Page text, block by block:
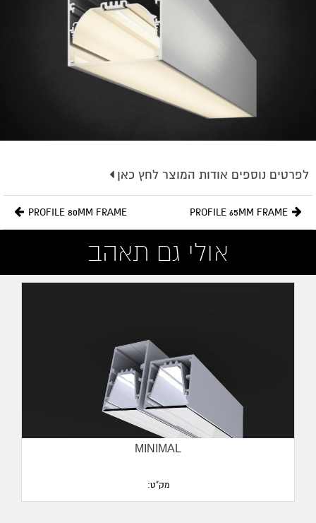
לפרטים נוספים אודות המוצר לחץ כאן
צבע: לבן,שחור
PROFILE 65MM FRAME
PROFILE 80MM FRAME
מעבר לפריט בחנות אונליין
אולי גם תאהב
MINIMAL
מק"ט: